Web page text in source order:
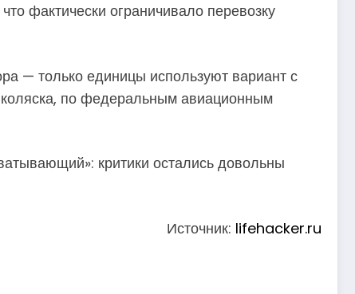
фактически ограничивало перевозку
— только единицы используют вариант с
коляска, по федеральным авиационным
критики остались довольны
Источник: lifehacker.ru